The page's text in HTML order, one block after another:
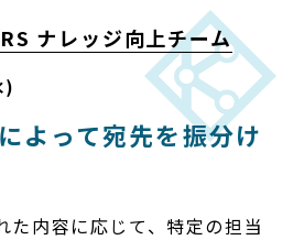
ナレッジ向上チーム
)
よって宛先を振分け
た内容に応じて、特定の担当